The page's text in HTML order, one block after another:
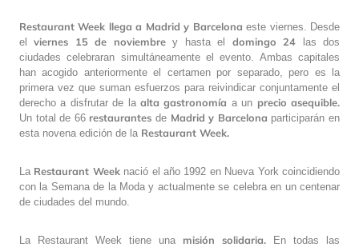
Restaurant Week llega a Madrid y Barcelona este viernes. Desde
elviernes 15 de noviembrey hasta el domingo 24 las dos
ciudades celebraran simultáneamente el evento. Ambas capitales
han acogido anteriormente el certamen por separado, pero es la
primera vez que suman esfuerzos para reivindicar conjuntamente el
derecho a disfrutar de la alta gastronomía a un precio asequible.
Un total de 66 restaurantesde Madrid y Barcelona participarán en
esta novena edición de la Restaurant Week.
La Restaurant Weeknació el año 1992 en Nueva York coincidiendo
con la Semana de la Moda y actualmente se celebra en un centenar
de ciudades del mundo.
La Restaurant Week tiene una misión solidaria. En todas las